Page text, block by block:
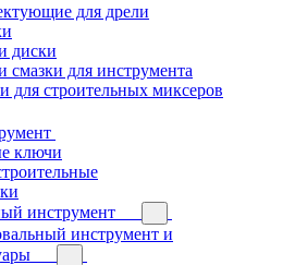
для дрели
диски
смазки для инструмента
для строительных миксеров
ключи
инструмент
инструмент и